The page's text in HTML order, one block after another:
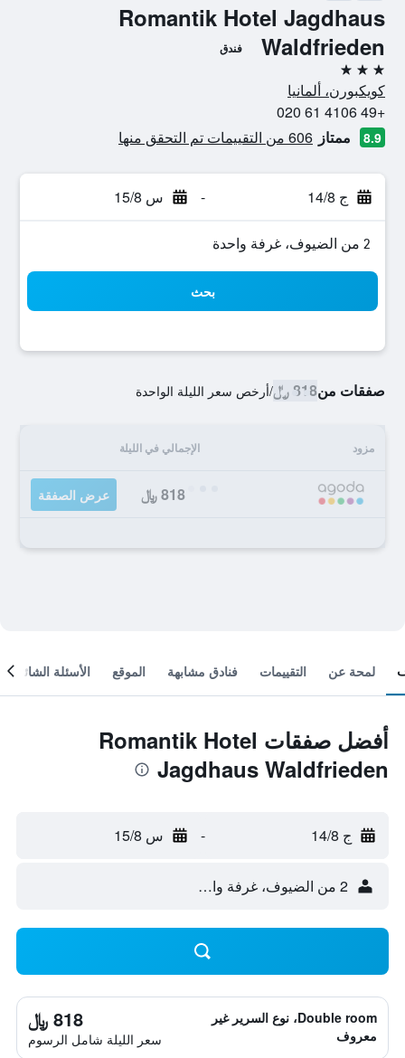
Romantik Hotel Jagdhaus
Waldfrieden
فندق
3 نجوم
كويكبورن، ألمانيا
+49 4106 61 020
8.9 ممتاز 606 من التقييمات تم التحقق منها
ج 14/8 - س 15/8
2 من الضيوف، غرفة واحدة
بحث
صفقات من818 ﷼ /أرخص سعر الليلة الواحدة
مزود الإجمالي في الليلة
818 ﷼ عرض الصفقة
لمحة عن التقييمات فنادق مشابهة الموقع الأسئلة الشائعة
أفضل صفقات Romantik Hotel
Jagdhaus Waldfrieden
ج 14/8 - س 15/8
2 من الضيوف، غرفة واحدة
Double room، نوع السرير غير
معروف
818 ﷼
سعر الليلة شامل الرسوم